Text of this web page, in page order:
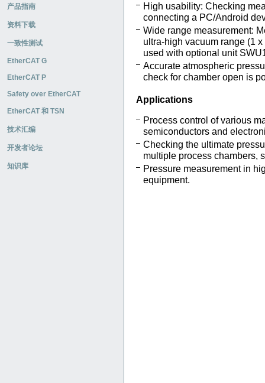
产品指南
资料下载
一致性测试
EtherCAT G
EtherCAT P
Safety over EtherCAT
EtherCAT 和 TSN
技术汇编
开发者论坛
知识库
High usability: Checking
connecting a PC/Android
Wide range measurement:
ultra-high vacuum range (1
used with optional unit
Accurate atmospheric
check for chamber open is
Applications
Process control of various
semiconductors and
Checking the ultimate
multiple process chambers,
Pressure measurement in
equipment.